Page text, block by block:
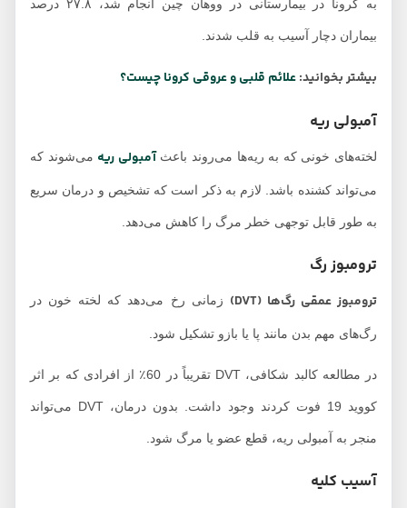
به کرونا در بیمارستانی در ووهان چین انجام شد، ۲۷.۸ درصد
بیماران دچار آسیب به قلب شدند.
بیشتر بخوانید:علائم قلبی و عروقی کرونا چیست؟
آمبولی ریه
لخته‌های خونی که به ریه‌ها می‌روند باعثآمبولی ریهمی‌شوند که
می‌تواند کشنده باشد. لازم به ذکر است که تشخیص و درمان سریع
به طور قابل توجهی خطر مرگ را کاهش می‌دهد.
ترومبوز رگ
ترومبوز عمقی رگ‌ها (DVT) زمانی رخ می‌دهد که لخته خون در
رگ‌های مهم بدن مانند پا یا بازو تشکیل شود.
در مطالعه کالبد شکافی، DVT تقریباً در 60٪ از افرادی که بر اثر
کووید 19 فوت کردند وجود داشت. بدون درمان، DVT می‌تواند
منجر به آمبولی ریه، قطع عضو یا مرگ شود.
آسیب کلیه